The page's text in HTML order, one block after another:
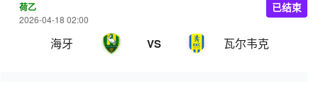
荷乙
2026-04-18 02:00
海牙 VS 瓦尔韦克
已结束